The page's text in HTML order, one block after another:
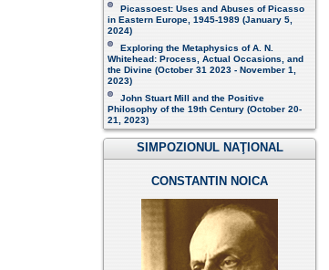
Picassoest: Uses and Abuses of Picasso
in Eastern Europe, 1945-1989 (January 5,
2024)
Exploring the Metaphysics of A. N.
Whitehead: Process, Actual Occasions, and
the Divine (October 31 2023 - November 1,
2023)
John Stuart Mill and the Positive
Philosophy of the 19th Century (October 20-
21, 2023 )
SIMPOZIONUL NAŢIONAL
CONSTANTIN NOICA